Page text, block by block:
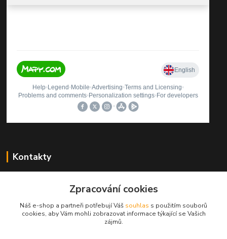
Kontakty
+420 499423560
autosedacky@seznam.cz
Zpracování cookies
Náš e-shop a partneři potřebují Váš souhlas s použitím souborů
cookies, aby Vám mohli zobrazovat informace týkající se Vašich
zájmů.